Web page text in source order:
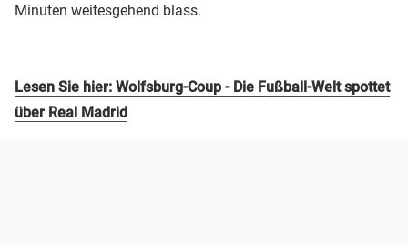
Minuten weitesgehend blass.
Lesen Sie hier: Wolfsburg-Coup - Die Fußball-Welt spottet
über Real Madrid